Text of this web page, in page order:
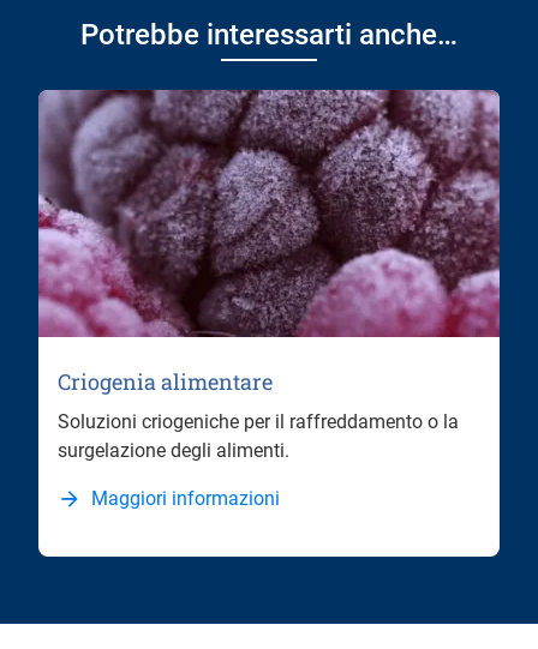
Potrebbe interessarti anche…
Criogenia alimentare
Soluzioni criogeniche per il raffreddamento o la
surgelazione degli alimenti.
Maggiori informazioni